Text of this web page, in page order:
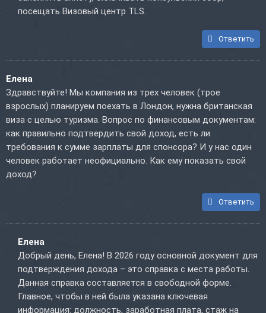
посещать Визовый центр TLS.
Ответить
Елена
Здравствуйте! Мы компания из трех человек (трое
взрослых) планируем поехать в Лондон, нужна британская
виза с целью туризма. Вопрос по финансовым документам:
как правильно подтвердить свой доход, есть ли
требования к сумме зарплаты для спонсора? И у нас один
человек работает неофициально. Как ему показать свой
доход?
Ответить
Елена
Добрый день, Елена! В 2026 году основной документ для
подтверждения дохода – это справка с места работы.
Данная справка составляется в свободной форме.
Главное, чтобы в ней была указана ключевая
информация: должность, заработная плата, стаж на